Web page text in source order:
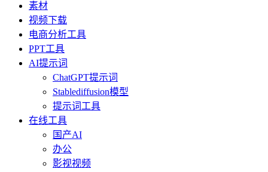
素材
视频下载
电商分析工具
PPT工具
AI提示词
ChatGPT提示词
Stablediffusion模型
提示词工具
在线工具
国产AI
办公
影视视频